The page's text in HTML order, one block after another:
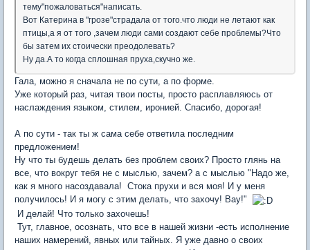
тему"пожаловаться"написать.
Вот Катерина в "грозе"страдала от того.что люди не летают как
птицы,а я от того ,зачем люди сами создают себе проблемы?Что
бы затем их стоически преодолевать?
Ну да.А то когда сплошная пруха,скучно же.
Гала, можно я сначала не по сути, а по форме.
Уже который раз, читая твои посты, просто расплавляюсь от
наслаждения языком, стилем, иронией. Спасибо, дорогая!
А по сути - так ты ж сама себе ответила последним
предложением!
Ну что ты будешь делать без проблем своих? Просто глянь на
все, что вокруг тебя не с мыслью, зачем? а с мыслью "Надо же,
как я много насоздавала! Стока прухи и вся моя! И у меня
получилось! И я могу с этим делать, что захочу! Вау!"
И делай! Что только захочешь!
Тут, главное, осознать, что все в нашей жизни -есть исполнение
наших намерений, явных или тайных. Я уже давно о своих